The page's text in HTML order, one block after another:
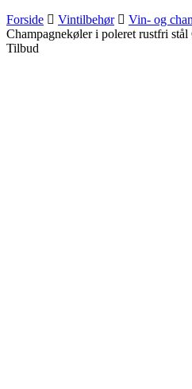
Forside
Vintilbehør
Vin- og
Champagnekøler i poleret rustfri
Tilbud